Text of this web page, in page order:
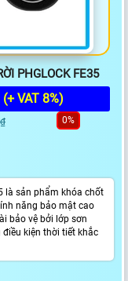
PHGLOCK FE35
(+ VAT 8%)
0%
là sản phẩm khóa chốt
năng bảo mật cao
bảo vệ bởi lớp sơn
kiện thời tiết khắc